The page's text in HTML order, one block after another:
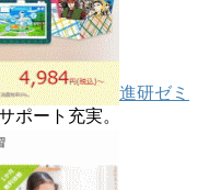
進研ゼミ
ポート充実。